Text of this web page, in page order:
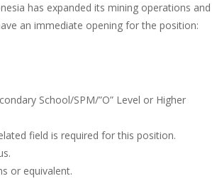
has expanded its mining operations and
an immediate opening for the position:
School/SPM/”O” Level or Higher
field is required for this position.
or equivalent.